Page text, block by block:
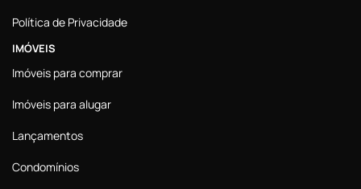
Política de Privacidade
IMÓVEIS
Imóveis para comprar
Imóveis para alugar
Lançamentos
Condomínios